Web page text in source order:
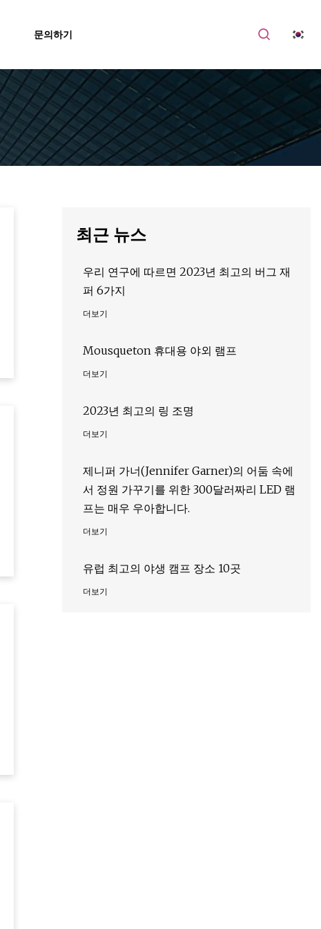
문의하기
최근 뉴스
우리 연구에 따르면 2023년 최고의 버그 재
퍼 6가지
더보기
Mousqueton 휴대용 야외 램프
더보기
2023년 최고의 링 조명
더보기
제니퍼 가너(Jennifer Garner)의 어둠 속에
서 정원 가꾸기를 위한 300달러짜리 LED 램
프는 매우 우아합니다.
더보기
유럽 ​​최고의 야생 캠프 장소 10곳
더보기